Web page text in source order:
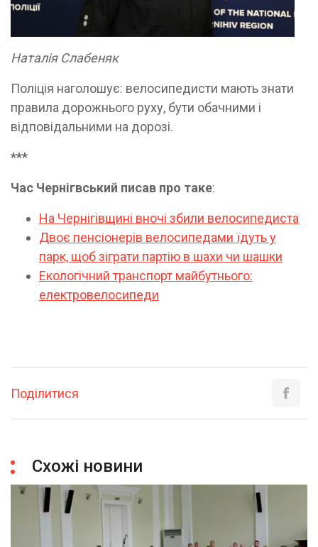
Наталія Слабеняк
Поліція наголошує: велосипедисти мають знати
правила дорожнього руху, бути обачними і
відповідальними на дорозі.
***
Час Чернігвський писав про таке:
На Чернігівщині вночі збили велосипедиста
Двоє пенсіонерів велосипедами їдуть у
парк, щоб зіграти партію в шахи чи шашки
Екологічний транспорт майбутнього:
електровелосипеди
Поділитися
Схожі новини